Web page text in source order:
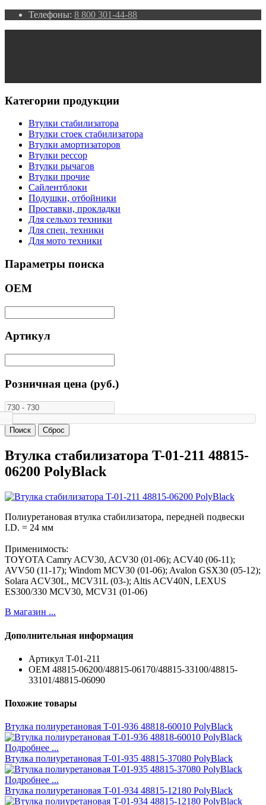
Телефоны: 8 800 301-44-88
Категории продукции
Втулки стабилизатора
Втулки стоек стабилизатора
Втулки амортизаторов
Втулки рессор
Втулки рычагов
Втулки прочие
Сайлентблоки
Подушки, отбойники
Проставки, прокладки
Для сельхоз техники
Для спец. техники
Для мото техники
Параметры поиска
ОЕМ
Артикул
Розничная цена (руб.)
Втулка стабилизатора T-01-211 48815-
06200 PolyBlack
Полиуретановая втулка стабилизатора, передней подвески
I.D. = 24 мм
Применимость:
TOYOTA Camry ACV30, ACV30 (01-06); ACV40 (06-11);
AVV50 (11-17); Windom MCV30 (01-06); Avalon GSX30 (05-12);
Solara ACV30L, MCV31L (03-); Altis ACV40N, LEXUS
ES300/330 MCV30, MCV31 (01-06)
В магазин ...
Дополнительная информация
Артикул T-01-211
ОЕМ 48815-06200/48815-06170/48815-33100/48815-
33101/48815-06090
Похожие товары
Втулка полиуретановая T-01-936 48818-60010 PolyBlack
Подробнее ...
Втулка полиуретановая T-01-935 48815-37080 PolyBlack
Подробнее ...
Втулка полиуретановая T-01-934 48815-12180 PolyBlack